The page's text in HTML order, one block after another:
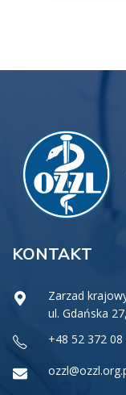
KONTAKT
Zarzad
ul. Gdańska
+48 52 372 08